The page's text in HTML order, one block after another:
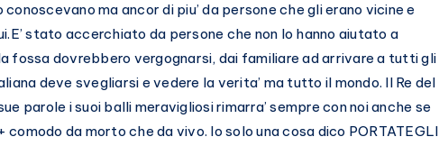
ma ancor di piu’ da persone che gli erano vicine e
stato accerchiato da persone che non lo hanno aiutato a
fossa dovrebbero vergognarsi, dai familiare ad arrivare a tutti gli
deve svegliarsi e vedere la verita’ ma tutto il mondo. Il Re del
parole i suoi balli meravigliosi rimarra’ sempre con noi anche se
da morto che da vivo. Io solo una cosa dico PORTATEGLI